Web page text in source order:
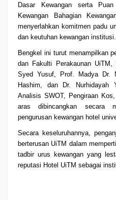
Dasar Kewangan serta
Kewangan Bahagian
menyerlahkan komitmen padu
dan keutuhan kewangan institusi.
Bengkel ini turut menampilkan
dan Fakulti Perakaunan
Syed Yusuf, Prof. Madya Dr.
Hashim, dan Dr. Nurhidayah
Analisis SWOT, Pengiraan
aras dibincangkan secara
pengurusan kewangan hotel
Secara keseluruhannya,
berterusan UiTM dalam
tadbir urus kewangan yang
reputasi Hotel UiTM sebagai